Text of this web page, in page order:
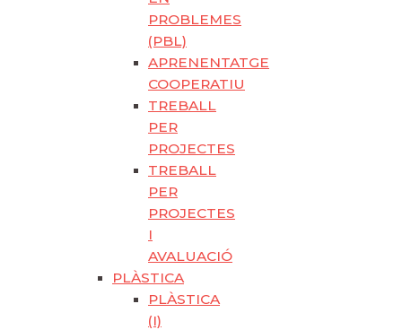
PROBLEMES
(PBL)
APRENENTATGE
COOPERATIU
TREBALL
PER
PROJECTES
TREBALL
PER
PROJECTES
I
AVALUACIÓ
PLÀSTICA
PLÀSTICA
(I)